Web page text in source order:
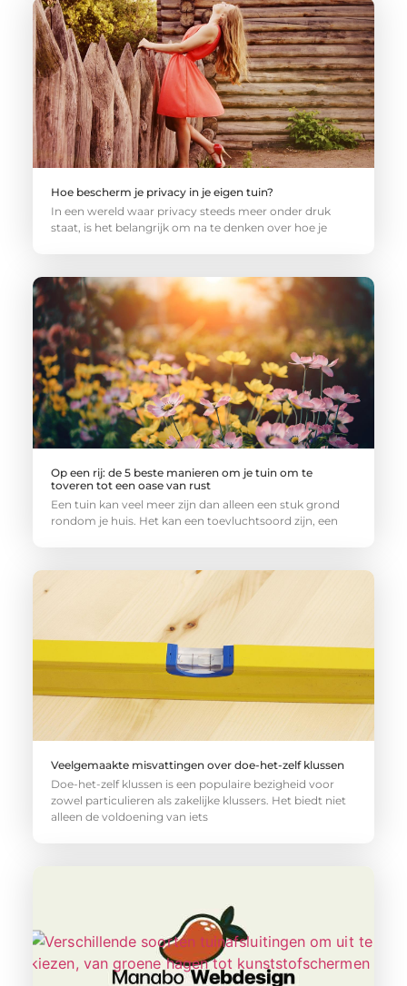
Hoe bescherm je privacy in je eigen tuin?
In een wereld waar privacy steeds meer onder druk
staat, is het belangrijk om na te denken over hoe je
Op een rij: de 5 beste manieren om je tuin om te
toveren tot een oase van rust
Een tuin kan veel meer zijn dan alleen een stuk grond
rondom je huis. Het kan een toevluchtsoord zijn, een
Veelgemaakte misvattingen over doe-het-zelf klussen
Doe-het-zelf klussen is een populaire bezigheid voor
zowel particulieren als zakelijke klussers. Het biedt niet
alleen de voldoening van iets